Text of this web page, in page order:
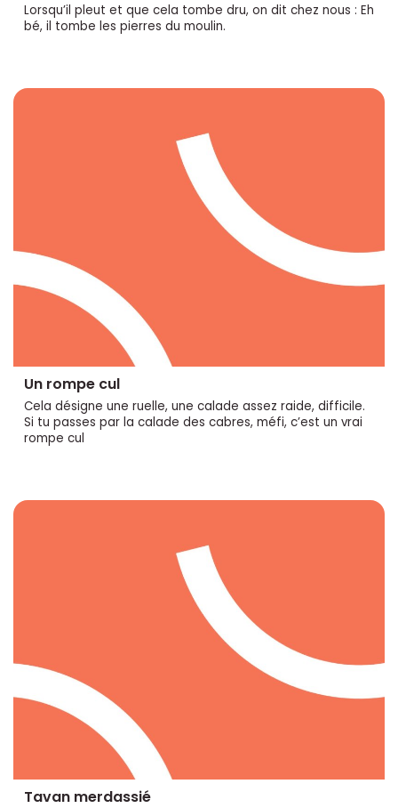
Lorsqu’il pleut et que cela tombe dru, on dit chez nous : Eh
bé, il tombe les pierres du moulin.
Un rompe cul
Cela désigne une ruelle, une calade assez raide, difficile.
Si tu passes par la calade des cabres, méfi, c’est un vrai
rompe cul
Tavan merdassié